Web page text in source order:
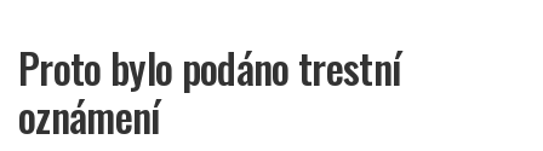
Proto bylo podáno trestní
oznámení